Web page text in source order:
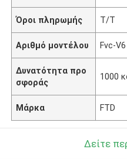
Όροι πληρωμής T/T
Αριθμό μοντέλου Fvc-V6
Δυνατότητα προ
σφοράς
1000
Μάρκα FTD
Δείτε